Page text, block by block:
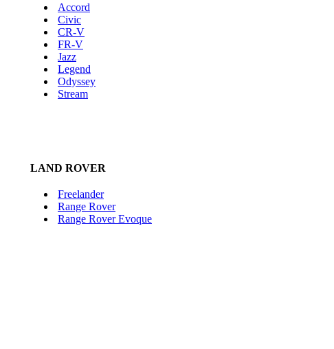
Accord
Civic
CR-V
FR-V
Jazz
Legend
Odyssey
Stream
LAND ROVER
Freelander
Range Rover
Range Rover Evoque